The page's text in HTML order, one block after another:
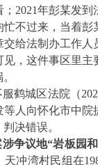
2021年彭某发到
忙不过来，当着彭
给法制办工作人
，这件事区里主
城区法院（
等人向怀化市中
决错误。
争议地“岩板园
天冲湾村民组在